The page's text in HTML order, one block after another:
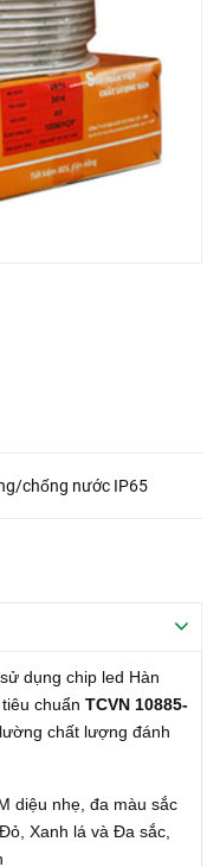
chống nước IP65
sử dụng chip led Hàn
chuẩn TCVN 10885-
chất lượng đánh
diệu nhẹ, đa màu sắc
Xanh lá và Đa sắc,